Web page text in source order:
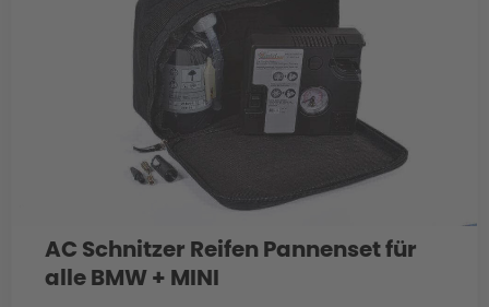
AC Schnitzer Reifen Pannenset für
alle BMW + MINI